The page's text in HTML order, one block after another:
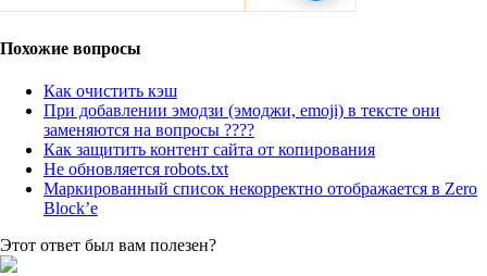
Похожие вопросы
Как очистить кэш
При добавлении эмодзи (эмоджи, emoji) в тексте они
заменяются на вопросы ????
Как защитить контент сайта от копирования
Не обновляется robots.txt
Маркированный список некорректно отображается в Zero
Block’е
Этот ответ был вам полезен?